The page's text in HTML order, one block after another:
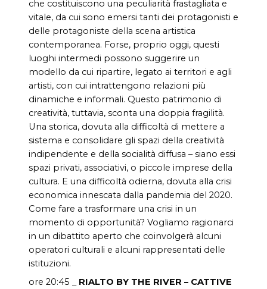
che costituiscono una peculiarità frastagliata e
vitale, da cui sono emersi tanti dei protagonisti e
delle protagoniste della scena artistica
contemporanea. Forse, proprio oggi, questi
luoghi intermedi possono suggerire un
modello da cui ripartire, legato ai territori e agli
artisti, con cui intrattengono relazioni più
dinamiche e informali. Questo patrimonio di
creatività, tuttavia, sconta una doppia fragilità.
Una storica, dovuta alla difficoltà di mettere a
sistema e consolidare gli spazi della creatività
indipendente e della socialità diffusa – siano essi
spazi privati, associativi, o piccole imprese della
cultura. E una difficoltà odierna, dovuta alla crisi
economica innescata dalla pandemia del 2020.
Come fare a trasformare una crisi in un
momento di opportunità? Vogliamo ragionarci
in un dibattito aperto che coinvolgerà alcuni
operatori culturali e alcuni rappresentati delle
istituzioni.
ore 20:45 _ RIALTO BY THE RIVER – CATTIVE